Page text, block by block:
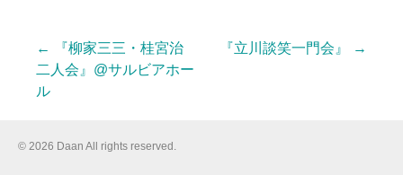
投
稿
←
『柳家三三・桂宮治
二人会』@サルビアホー
ル
『立川談笑一門会』 →
© 2026 Daan All rights reserved.